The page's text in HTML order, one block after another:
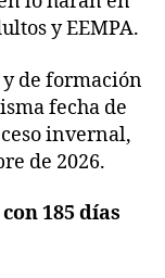
y EEMPA.
de formación
fecha de
invernal,
de 2026.
185 días